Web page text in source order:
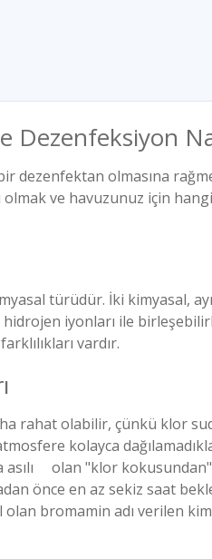
dezenfektan olmasına
olmak ve havuzunuz için
türüdür. İki kimyasal,
iyonları ile
vardır.
rahat olabilir, çünkü klor
kolayca
asılı olan "klor
önce en az sekiz saat
olan bromamin adı verilen